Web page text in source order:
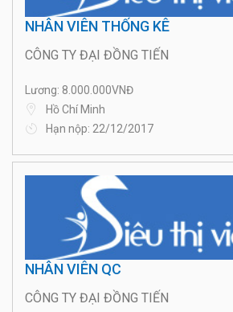
NHÂN VIÊN THỐNG KÊ
CÔNG TY ĐẠI ĐỒNG TIẾN
Lương: 8.000.000VNĐ
Hồ Chí Minh
Hạn nộp: 22/12/2017
NHÂN VIÊN QC
CÔNG TY ĐẠI ĐỒNG TIẾN